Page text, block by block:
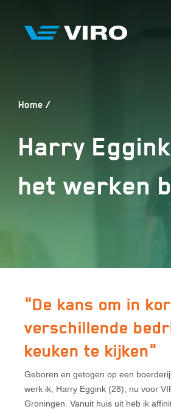
Home
Harry
het werken
"De kans om in
verschillende
keuken te kijken"
Geboren en getogen op een
werk ik, Harry Eggink (28), nu voor
Groningen. Vanuit huis uit heb ik